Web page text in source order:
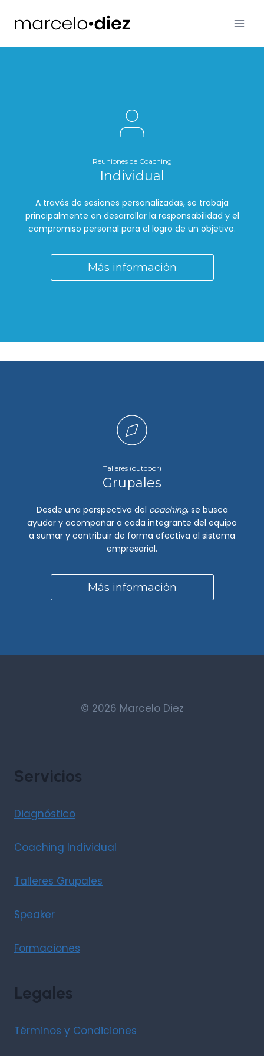
Reuniones de Coaching
Individual
A través de sesiones personalizadas, se trabaja
principalmente en desarrollar la responsabilidad y el
compromiso personal para el logro de un objetivo.
Más información
Talleres (outdoor)
Grupales
Desde una perspectiva del coaching, se busca
ayudar y acompañar a cada integrante del equipo
a sumar y contribuir de forma efectiva al sistema
empresarial.
Más información
© 2026 Marcelo Diez
Servicios
Diagnóstico
Coaching Individual
Talleres Grupales
Speaker
Formaciones
Legales
Términos y Condiciones